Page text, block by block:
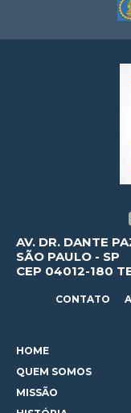
AV. DR. DANTE
SÃO PAULO - SP
CEP 04012-180
CONTATO
HOME
QUEM SOMOS
MISSÃO